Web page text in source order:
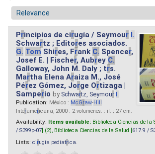
Principios de cirugía / Seymour I.
Schwartz ; Editores asociados.
G. Tom Shires, Frank C. Spencer,
Josef E. | Fischer, Aubrey C.
Galloway, John M. Daly ; trs.
Martha Elena Araiza M., José
Pérez Gómez, Jorge Ortizaga |
Samperio by Schwartz, Seymour I.
Publication: México : McGraw-Hill
Interamericana, 2000 . 2 volumenes. : il. ; 27 cm.
Availability: Items available: Biblioteca Ciencias de la
/ S399p-07 ] (2), Biblioteca Ciencias de la Salud [ 617.9 /
Lists: cirugia pediatrica